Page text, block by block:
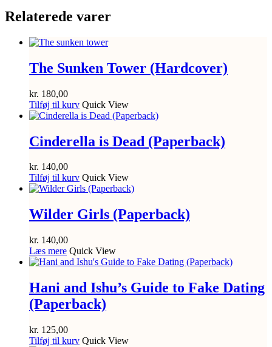
Relaterede varer
The Sunken Tower (Hardcover)
kr. 180,00
Tilføj til kurv Quick View
Cinderella is Dead (Paperback)
kr. 140,00
Tilføj til kurv Quick View
Wilder Girls (Paperback)
kr. 140,00
Læs mere Quick View
Hani and Ishu’s Guide to Fake Dating
(Paperback)
kr. 125,00
Tilføj til kurv Quick View